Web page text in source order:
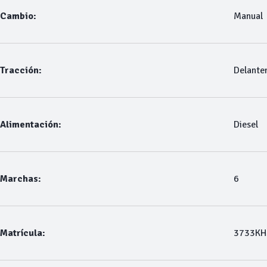
Cambio: Manual
Tracción:
Alimentación: Diesel
Marchas: 6
Matrícula: